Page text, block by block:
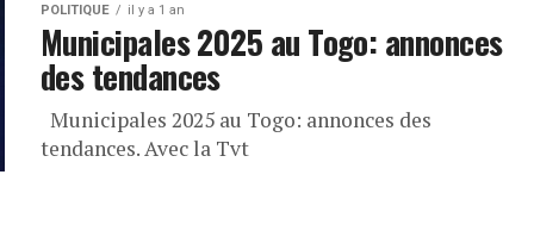
POLITIQUE il y a 1 an
Municipales 2025 au Togo: annonces
des tendances
Municipales 2025 au Togo: annonces des
tendances. Avec la Tvt